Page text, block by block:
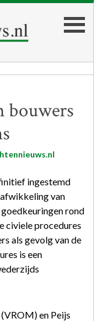
bouwers
ingestemd
van
rond
civiele procedures
als gevolg van de
is een
en Peijs